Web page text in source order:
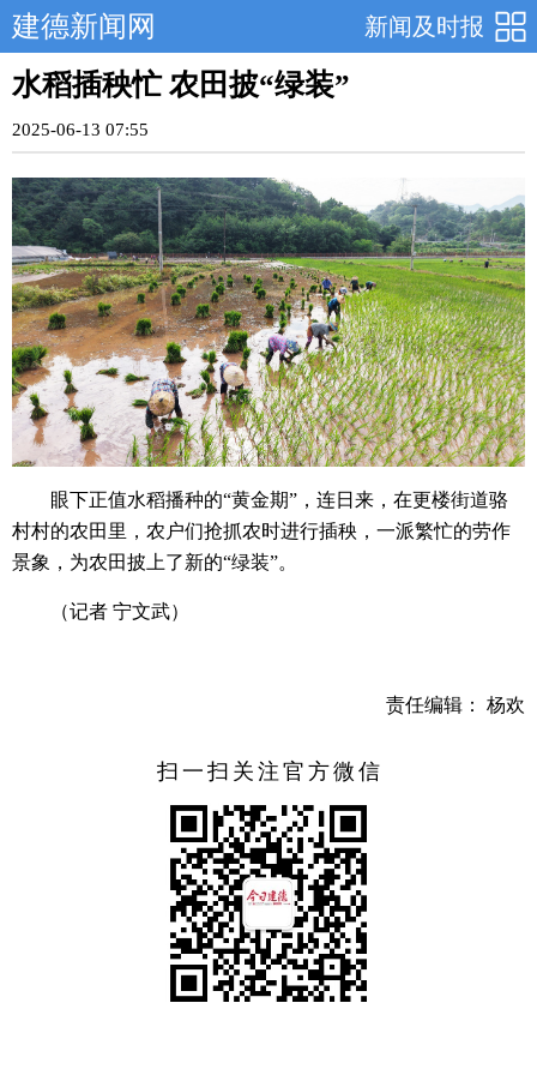
新闻及时报
建德新闻网
水稻插秧忙 农田披“绿装”
2025-06-13 07:55
眼下正值水稻播种的“黄金期”，连日来，在更楼街道骆
村村的农田里，农户们抢抓农时进行插秧，一派繁忙的劳作
景象，为农田披上了新的“绿装”。
（记者 宁文武）
责任编辑： 杨欢
扫一扫关注官方微信